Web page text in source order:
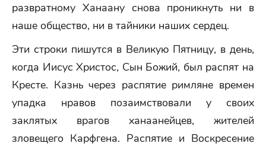
развратному Ханаану снова проникнуть ни в
наше общество, ни в тайники наших сердец.
Эти строки пишутся в Великую Пятницу, в день,
когда Иисус Христос, Сын Божий, был распят на
Кресте. Казнь через распятие римляне времен
упадка нравов позаимствовали у своих
заклятых врагов ханаанейцев, жителей
зловещего Карфгена. Распятие и Воскресение